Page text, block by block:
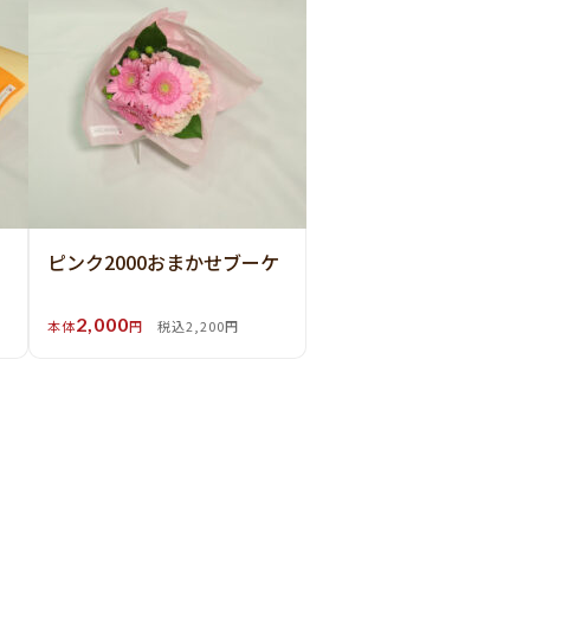
ピンク2000おまかせブーケ
本体2,000円 税込2,200円